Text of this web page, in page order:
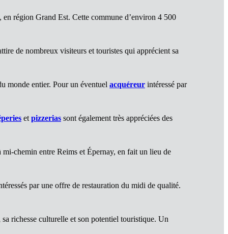
région Grand Est. Cette commune d’environ 4 500
de nombreux visiteurs et touristes qui apprécient sa
monde entier. Pour un éventuel acquéreur intéressé par
et pizzerias sont également très appréciées des
mi-chemin entre Reims et Épernay, en fait un lieu de
par une offre de restauration du midi de qualité.
richesse culturelle et son potentiel touristique. Un